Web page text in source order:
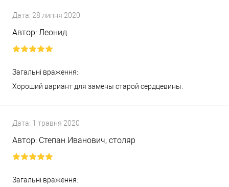
Дата: 28 липня 2020
Автор: Леонид
Загальні враження:
Хороший вариант для замены старой сердцевины.
Дата: 1 травня 2020
Автор: Степан Иванович, столяр
Загальні враження: